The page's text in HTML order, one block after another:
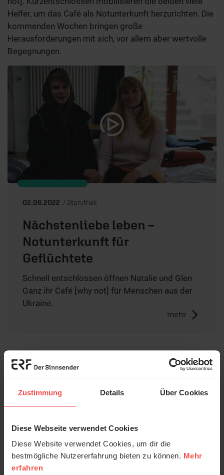
Zustimmung Details Über Cookies
Diese Webseite verwendet Cookies
Diese Website verwendet Cookies, um dir die
bestmögliche Nutzererfahrung bieten zu können. Mehr
erfahren
Helfer, um das Café als Notunterkunft herzurichten. Die
kommenden Wochen bringen große
Herausforderungen mit sich, vor allem aber wertvolle
Begegnungen.
02.06.2022 / Storythek
Nächstenliebe leben –
Notunterkunft für
Geflüchtete
Schnell entschlossen öffnen Natalie und Glen
Ganz ihr Café [why not] für Menschen aus der
Ukraine.
mehr
Mehr zum Thema